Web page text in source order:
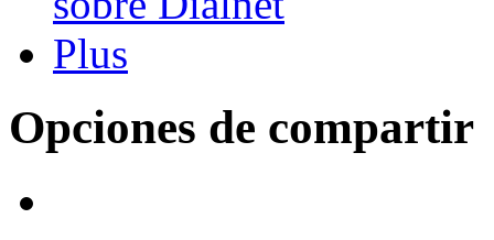
Opciones de compartir